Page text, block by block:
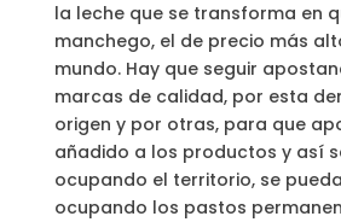
la leche que se transforma en
manchego, el de precio más
mundo. Hay que seguir
marcas de calidad, por esta
origen y por otras, para que
añadido a los productos y así
ocupando el territorio, se
ocupando los pastos